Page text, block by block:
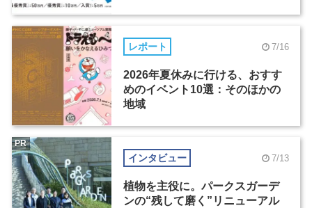
レポート 7/16
2026年夏休みに行ける、おすす
めのイベント10選：そのほかの
地域
インタビュー 7/13
植物を主役に。パークスガーデ
ンの“残して磨く”リニューアル
PR